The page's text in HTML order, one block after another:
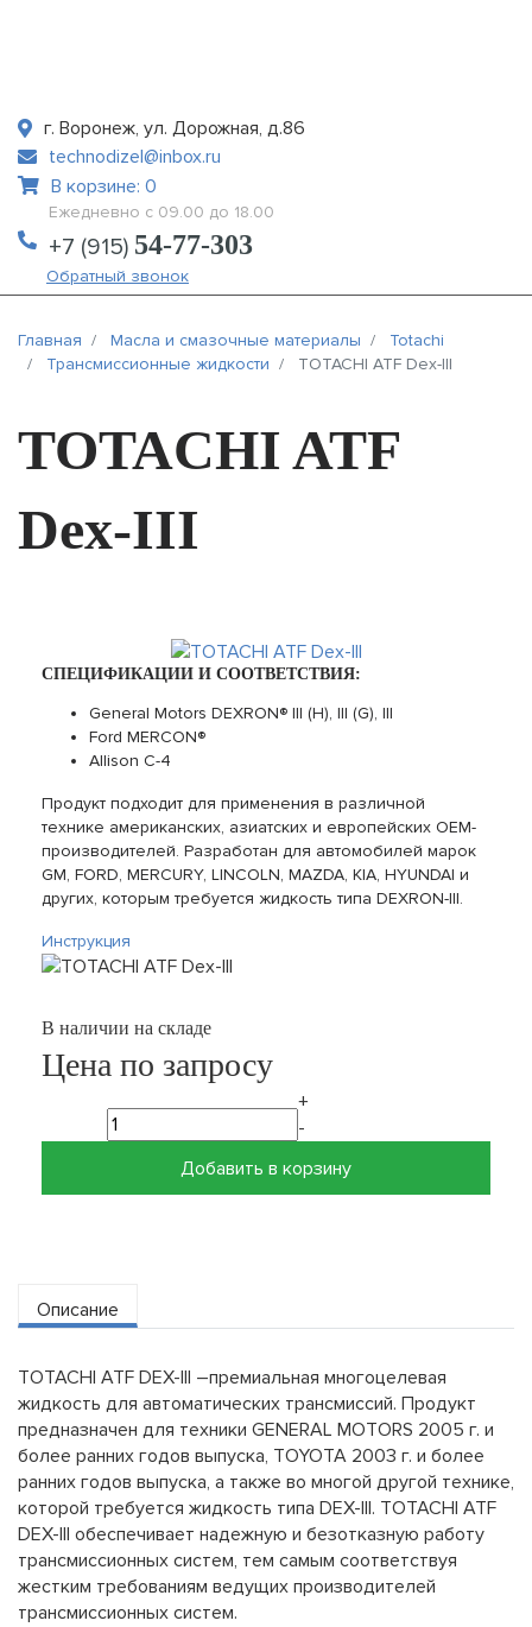
г. Воронеж, ул. Дорожная, д.86
technodizel@inbox.ru
В корзине: 0
Ежедневно с 09.00 до 18.00
+7 (915) 54-77-303
Обратный звонок
Главная Масла и смазочные материалы
Totachi
Трансмиссионные жидкости
TOTACHI ATF Dex-III
TOTACHI ATF
Dex-III
СПЕЦИФИКАЦИИ И СООТВЕТСТВИЯ:
General Motors DEXRON® III (H), III (G), III
Ford MERCON®
Allison C-4
Продукт подходит для применения в различной
технике американских, азиатских и европейских OEM-
производителей. Разработан для автомобилей марок
GM, FORD, MERCURY, LINCOLN, MAZDA, KIA, HYUNDAI и
других, которым требуется жидкость типа DEXRON-III.
Инструкция
В наличии на складе
Цена по запросу
+
-
Добавить в корзину
Описание
TOTACHI ATF DEX-III –премиальная многоцелевая
жидкость для автоматических трансмиссий. Продукт
предназначен для техники GENERAL MOTORS 2005 г. и
более ранних годов выпуска, TOYOTA 2003 г. и более
ранних годов выпуска, а также во многой другой технике,
которой требуется жидкость типа DEX-III. TOTACHI ATF
DEX-III обеспечивает надежную и безотказную работу
трансмиссионных систем, тем самым соответствуя
жестким требованиям ведущих производителей
трансмиссионных систем.